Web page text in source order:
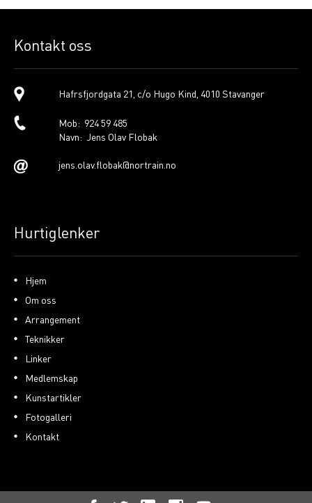
Kontakt oss
Hafrsfjordgata 21, c/o Hugo Kind, 4010 Stavanger
Mob: 924 59 485
Navn: Jens Olav Flobak
jens.olav.flobak@nortrain.no
Hurtiglenker
Hjem
Om oss
Arrangement
Teknikker
Linker
Medlemskap
Kunstartikler
Fotogalleri
Kontakt